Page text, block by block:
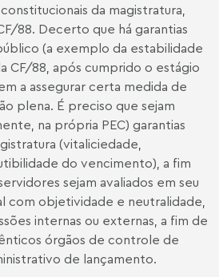
da magistratura,
88. Decerto que há garantias
(a exemplo da estabilidade
CF/88, após cumprido o estágio
a assegurar certa medida de
plena. É preciso que sejam
na própria PEC) garantias
(vitaliciedade,
do vencimento), a fim
sejam avaliados em seu
com objetividade e neutralidade,
internas ou externas, a fim de
órgãos de controle de
de lançamento.